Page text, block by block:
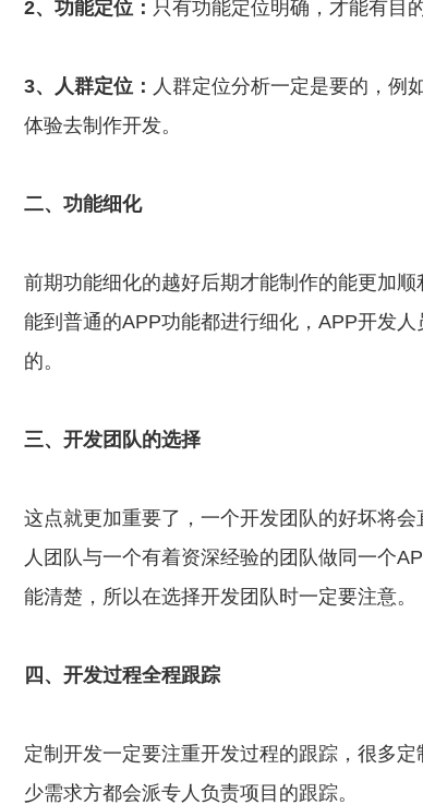
2、功能定位： 只有功能定位明确，才能有目
3、人群定位： 人群定位分析一定是要的，例
体验去制作开发。
二、功能细化
前期功能细化的越好后期才能制作的能更加
能到普通的APP功能都进行细化，APP开发
的。
三、开发团队的选择
这点就更加重要了，一个开发团队的好坏将
人团队与一个有着资深经验的团队做同一个
能清楚，所以在选择开发团队时一定要注意。
四、开发过程全程跟踪
定制开发一定要注重开发过程的跟踪，很多
少需求方都会派专人负责项目的跟踪。